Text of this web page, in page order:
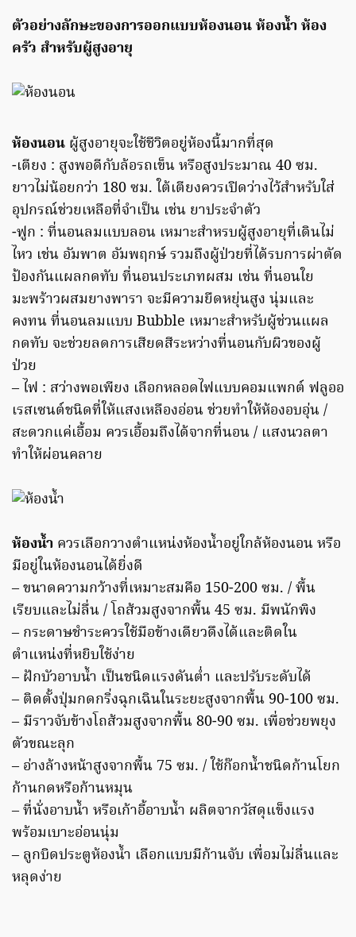
ตัวอย่างลักษะของการออกแบบห้องนอน ห้องน้ำ ห้อง
ครัว สำหรับผู้สูงอายุ
ห้องนอน ผู้สูงอายุจะใช้ชีวิตอยู่ห้องนี้มากที่สุด
-เตียง : สูงพอดีกับล้อรถเข็น หรือสูงประมาณ 40 ซม.
ยาวไม่น้อยกว่า 180 ซม. ใต้เตียงควรเปิดว่างไว้สำหรับใส่
อุปกรณ์ช่วยเหลือที่จำเป็น เช่น ยาประจำตัว
-ฟูก : ที่นอนลมแบบลอน เหมาะสำหรบผู้สูงอายุที่เดินไม่
ไหว เช่น อัมพาต อัมพฤกษ์ รวมถึงผู้ป่วยที่ได้รบการผ่าตัด
ป้องกันแผลกดทับ ที่นอนประเภทผสม เช่น ที่นอนใย
มะพร้าวผสมยางพารา จะมีความยืดหยุ่นสูง นุ่มและ
คงทน ที่นอนลมแบบ Bubble เหมาะสำหรับผู้ช่วนแผล
กดทับ จะช่วยลดการเสียดสีระหว่างที่นอนกับผิวของผู้
ป่วย
– ไฟ : สว่างพอเพียง เลือกหลอดไฟแบบคอมแพกต์ ฟลูออ
เรสเซนต์ชนิดที่ให้แสงเหลืองอ่อน ช่วยทำให้ห้องอบอุ่น /
สะดวกแค่เอื้อม ควรเอื้อมถึงได้จากที่นอน / แสงนวลตา
ทำให้ผ่อนคลาย
ห้องน้ำ ควรเลือกวางตำแหน่งห้องน้ำอยู่ใกล้ห้องนอน หรือ
มีอยู่ในห้องนอนได้ยิ่งดี
– ขนาดความกว้างที่เหมาะสมคือ 150-200 ซม. / พื้น
เรียบและไม่ลื่น / โถส้วมสูงจากพื้น 45 ซม. มีพนักพิง
– กระดาษชำระควรใช้มือข้างเดียวดึงได้และติดใน
ตำแหน่งที่หยิบใช้ง่าย
– ฝักบัวอาบน้ำ เป็นชนิดแรงดันต่ำ และปรับระดับได้
– ติดตั้งปุ่มกดกริ่งฉุกเฉินในระยะสูงจากพื้น 90-100 ซม.
– มีราวจับข้างโถส้วมสูงจากพื้น 80-90 ซม. เพื่อช่วยพยุง
ตัวขณะลุก
– อ่างล้างหน้าสูงจากพื้น 75 ซม. / ใช้ก๊อกน้ำชนิดก้านโยก
ก้านกดหรือก้านหมุน
– ที่นั่งอาบน้ำ หรือเก้าอี้อาบน้ำ ผลิตจากวัสดุแข็งแรง
พร้อมเบาะอ่อนนุ่ม
– ลูกบิดประตูห้องน้ำ เลือกแบบมีก้านจับ เพื่อมไม่ลื่นและ
หลุดง่าย